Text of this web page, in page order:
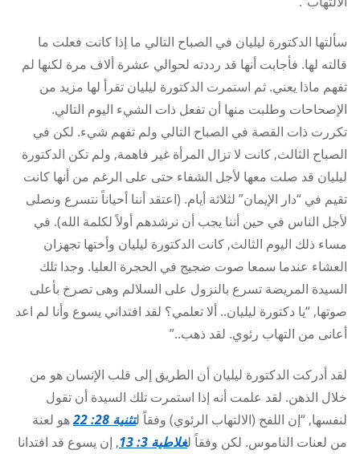
سألتها الدكتورة ليليان في الصباح التالي ما إذا كانت فعلت ما
قالته لها. فأجابت أنها قد رددته لحوالي عشرة ألاف مرة لكنها لم
تفهم ماذا يعني. ثم استمرت الدكتورة ليليان تقرأ لها مزيد من
الإصحاحات وطلبت منها أن تفعل ذات الشيء اليوم التالي.
تكررت ذات القصة في الصباح التالي ولم تفهم شيء. لكن في
الصباح الثالث, كانت لا تزال المرأة غير فاهمة, ولم تكن الدكتورة
ليليان قد صلت معها لأجل الشفاء حتى على الرغم من أنها كانت
تقيم في “دار الإيمان” لثلاثة أيام. (اعتقد أننا أحياناً نتسرع ونصلى
لأجل الناس في حين أننا يجب أن نرشدهم أولاً لكلمة الله). في
مساء ذلك اليوم الثالث, كانت الدكتورة ليليان وأختها تجهزان
العشاء عندما سمعا صوت ضجيج في الحجرة العليا. وجدا تلك
السيدة المريضة تسرع بالنزول على السلالم وهى تصرخ بأعلى
صوتها, “يا دكتورة ليليان.. ألا تعلمي؟ لقد افتداني يسوع وأنا لم اعد
أعانى من التهاب رئوي. لقد ذهب..”
لقد أدركت الدكتورة ليليان أن الطريق إلى قلب الإنسان هو من
خلال الذهن. لقد علمت أنه إذا استمرت تلك السيدة أن تقول
لنفسها, “إن اللفح (الالتهاب الرئوي) وفقاً لتثنية 28: 22
هو لعنة
من لعنات الناموس. لكن وفقاً لغلاطية 3: 13 , إن يسوع قد افتدانا